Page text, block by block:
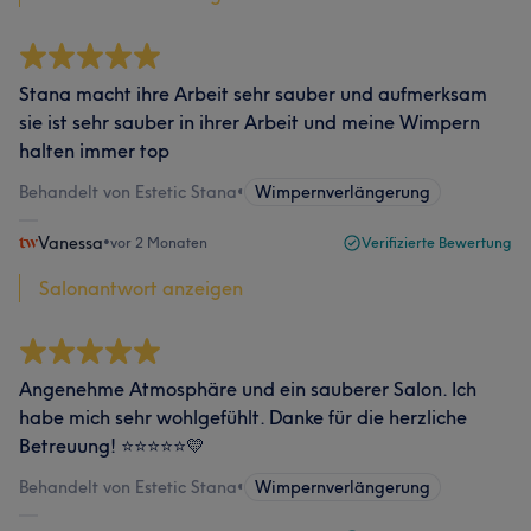
Stana macht ihre Arbeit sehr sauber und aufmerksam
sie ist sehr sauber in ihrer Arbeit und meine Wimpern
halten immer top
Behandelt von Estetic Stana• Wimpernverlängerung
Vanessa•vor 2 Monaten Verifizierte Bewertung
Salonantwort anzeigen
Angenehme Atmosphäre und ein sauberer Salon. Ich
habe mich sehr wohlgefühlt. Danke für die herzliche
Betreuung! ⭐⭐⭐⭐⭐💛
Behandelt von Estetic Stana• Wimpernverlängerung